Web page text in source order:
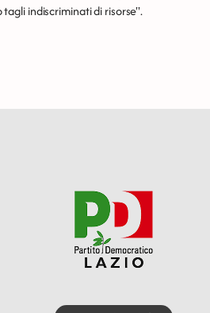
indiscriminati di risorse''.